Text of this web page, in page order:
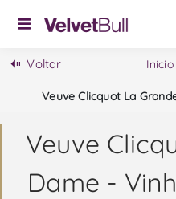
Voltar Início
Veuve Clicquot La
Veuve
Dame -